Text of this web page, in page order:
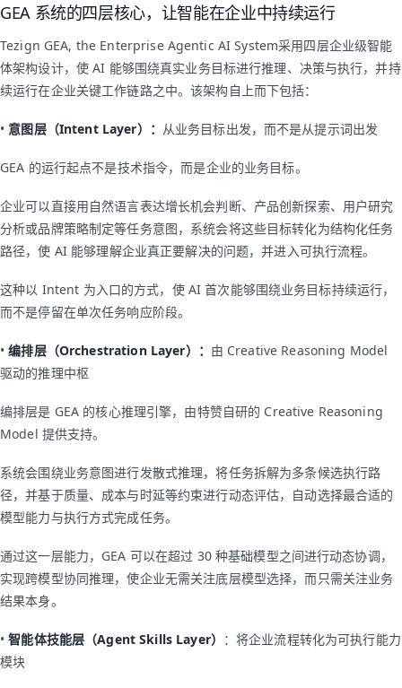
GEA 系统的四层核心，让智能在企业中持续运行
Tezign GEA, the Enterprise Agentic AI System采用四层企业级智能
体架构设计，使 AI 能够围绕真实业务目标进行推理、决策与执行，并持
续运行在企业关键工作链路之中。该架构自上而下包括：
• 意图层（Intent Layer）： 从业务目标出发，而不是从提示词出发
GEA 的运行起点不是技术指令，而是企业的业务目标。
企业可以直接用自然语言表达增长机会判断、产品创新探索、用户研究
分析或品牌策略制定等任务意图，系统会将这些目标转化为结构化任务
路径，使 AI 能够理解企业真正要解决的问题，并进入可执行流程。
这种以 Intent 为入口的方式，使 AI 首次能够围绕业务目标持续运行，
而不是停留在单次任务响应阶段。
•编排层（Orchestration Layer）： 由 Creative Reasoning Model
驱动的推理中枢
编排层是 GEA 的核心推理引擎，由特赞自研的 Creative Reasoning
Model 提供支持。
系统会围绕业务意图进行发散式推理，将任务拆解为多条候选执行路
径，并基于质量、成本与时延等约束进行动态评估，自动选择最合适的
模型能力与执行方式完成任务。
通过这一层能力，GEA 可以在超过 30 种基础模型之间进行动态协调，
实现跨模型协同推理，使企业无需关注底层模型选择，而只需关注业务
结果本身。
•智能体技能层（Agent Skills Layer） ：将企业流程转化为可执行能力
模块